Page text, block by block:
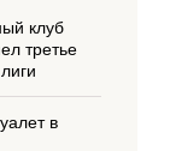
клуб
третье
в